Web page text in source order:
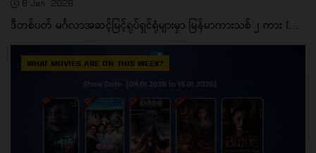
8 Jan, 2026
ဒီတစ်ပတ် မင်္ဂလာအဆင့်မြင့်ရုပ်ရှင်ရုံများမှာ မြန်မာကားသစ် ၂ ကား (...
WHAT MOVIES ARE ON THIS WEEK?